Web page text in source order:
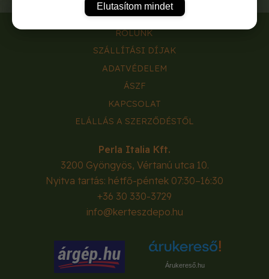
RÓLUNK
SZÁLLÍTÁSI DÍJAK
ADATVÉDELEM
ÁSZF
KAPCSOLAT
ELÁLLÁS A SZERZŐDÉSTŐL
Perla Italia Kft.
3200 Gyöngyös, Vértanú utca 10.
Nyitva tartás: hétfő-péntek 07:30–16:30
+36 30 330-3729
info@kerteszdepo.hu
Árukereső.hu
Elutasítom mindet